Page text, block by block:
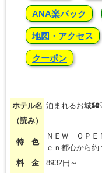
ANA楽パック
地図・アクセス
クーポン
ホテル名 泊まれるお城
（読み）
特 色
ＮＥＷ ＯＰ
ｅｎ都心から
料 金
8932円～